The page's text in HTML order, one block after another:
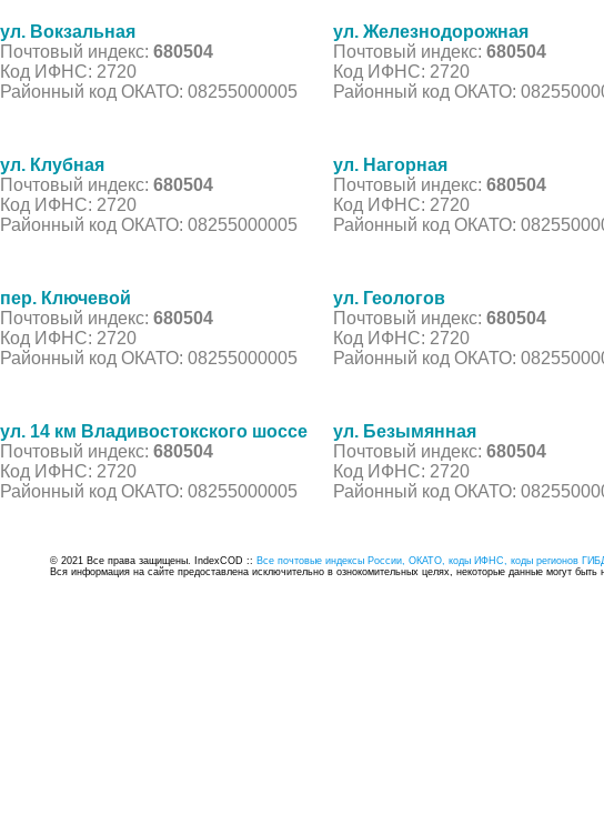
ул. Вокзальная
Почтовый индекс: 680504
Код ИФНС: 2720
Районный код ОКАТО: 08255000005
ул. Железнодорожная
Почтовый индекс: 680504
Код ИФНС: 2720
Районный код ОКАТО:
ул. Клубная
Почтовый индекс: 680504
Код ИФНС: 2720
Районный код ОКАТО: 08255000005
ул. Нагорная
Почтовый индекс: 680504
Код ИФНС: 2720
Районный код ОКАТО:
пер. Ключевой
Почтовый индекс: 680504
Код ИФНС: 2720
Районный код ОКАТО: 08255000005
ул. Геологов
Почтовый индекс: 680504
Код ИФНС: 2720
Районный код ОКАТО:
ул. 14 км Владивостокского шоссе
Почтовый индекс: 680504
Код ИФНС: 2720
Районный код ОКАТО: 08255000005
ул. Безымянная
Почтовый индекс: 680504
Код ИФНС: 2720
Районный код ОКАТО:
© 2021 Все права защищены. IndexCOD :: Все почтовые индексы России, ОКАТО, коды ИФНС, коды регионов
Вся информация на сайте предоставлена исключительно в ознокомительных целях, некоторые данные могут быть